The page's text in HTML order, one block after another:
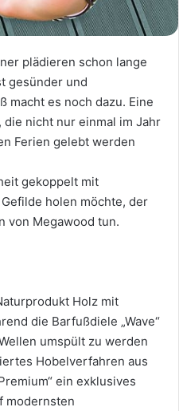
plädieren schon lange
gesünder und
macht es noch dazu. Eine
nicht nur einmal im Jahr
Ferien gelebt werden
gekoppelt mit
holen möchte, der
von Megawood tun.
Holz mit
die Barfußdiele „Wave“
umspült zu werden
Hobelverfahren aus
ein exklusives
modernsten